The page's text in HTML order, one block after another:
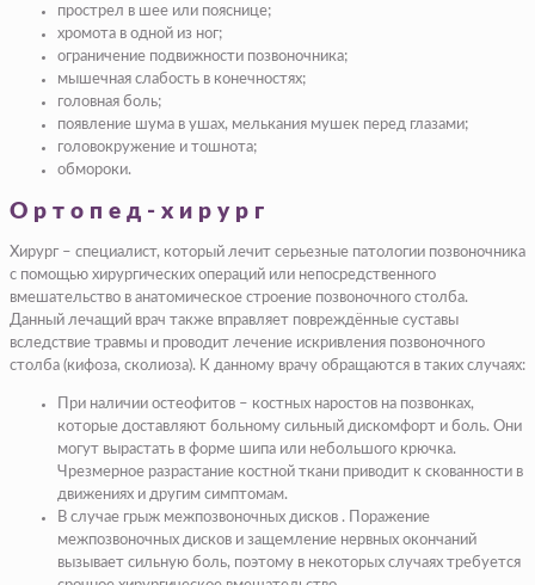
прострел в шее или пояснице;
хромота в одной из ног;
ограничение подвижности позвоночника;
мышечная слабость в конечностях;
головная боль;
появление шума в ушах, мелькания мушек перед глазами;
головокружение и тошнота;
обмороки.
Ортопед-хирург
Хирург – специалист, который лечит серьезные патологии позвоночника
с помощью хирургических операций или непосредственного
вмешательство в анатомическое строение позвоночного столба.
Данный лечащий врач также вправляет повреждённые суставы
вследствие травмы и проводит лечение искривления позвоночного
столба (кифоза, сколиоза). К данному врачу обращаются в таких случаях:
При наличии остеофитов – костных наростов на позвонках,
которые доставляют больному сильный дискомфорт и боль. Они
могут вырастать в форме шипа или небольшого крючка.
Чрезмерное разрастание костной ткани приводит к скованности в
движениях и другим симптомам.
В случае грыж межпозвоночных дисков . Поражение
межпозвоночных дисков и защемление нервных окончаний
вызывает сильную боль, поэтому в некоторых случаях требуется